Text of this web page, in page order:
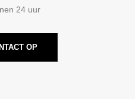
24 uur
OP